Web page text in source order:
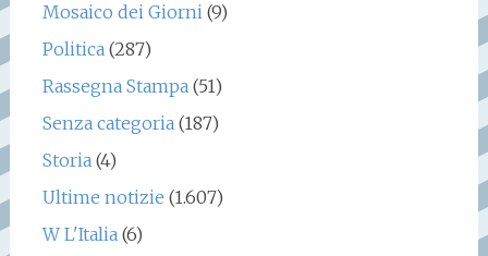
Mosaico dei Giorni(9)
Politica(287)
Rassegna Stampa(51)
Senza categoria(187)
Storia(4)
Ultime notizie (1.607)
W L'Italia(6)